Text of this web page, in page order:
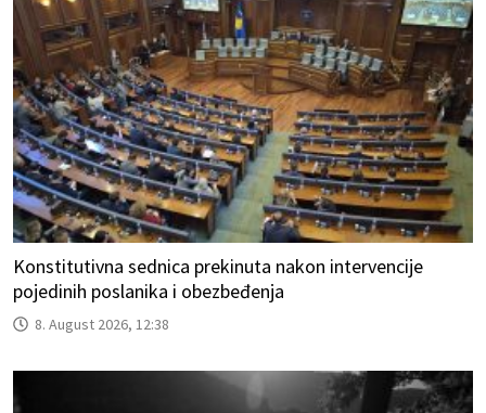
Konstitutivna sednica prekinuta nakon intervencije
pojedinih poslanika i obezbeđenja
8. August 2026, 12:38